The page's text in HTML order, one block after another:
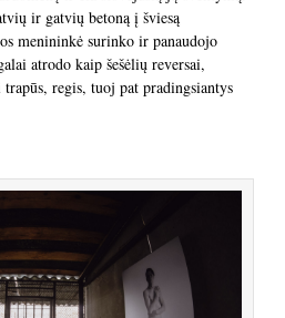
ir gatvių betoną į šviesą
menininkė surinko ir panaudojo
atrodo kaip šešėlių reversai,
regis, tuoj pat pradingsiantys